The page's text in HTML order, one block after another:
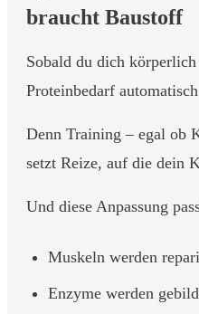
braucht Baustoff
Sobald du dich
Proteinbedarf
Denn Training – egal ob
setzt Reize, auf die dein
Und diese Anpassung
Muskeln werden
Enzyme werden